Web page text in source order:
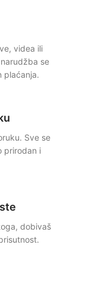
unutar 24
sata vidjet ćeš
ono što
i dosljedna
izgled tvog
mreža
videa ili
se
plaćanja.
Sve se
prirodan i
dobivaš